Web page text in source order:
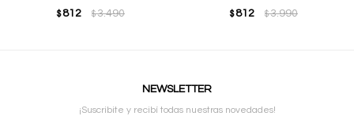
$ 812 $3.490 $ 812 $3.990
NEWSLETTER
¡Suscribite y recibí todas nuestras novedades!